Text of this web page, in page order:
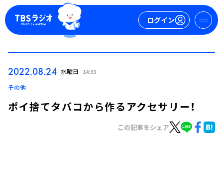
ログイン
2022.08.24 水曜日 14:33
その他
ポイ捨てタバコから作るアクセサリー！
この記事をシェア